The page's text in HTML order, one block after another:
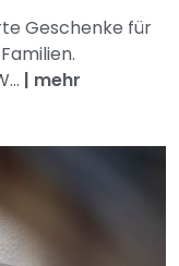
Geschenke für
| mehr